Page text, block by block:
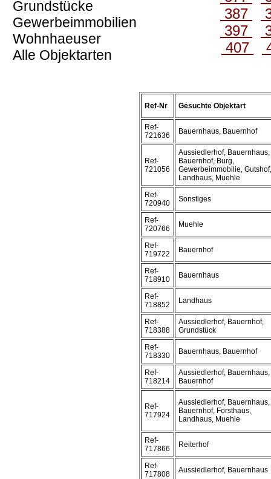
Grundstücke
Gewerbeimmobilien
Wohnhaeuser
Alle Objektarten
387
397
407
Ref-Nr Gesuchte Objektart
Ref-
721636
Bauernhaus, Bauernhof
Ref-
721056
Aussiedlerhof, Bauernhaus,
Bauernhof, Burg,
Gewerbeimmobilie, Gutshof,
Landhaus, Muehle
Ref-
720940
Sonstiges
Ref-
720766
Muehle
Ref-
719722
Bauernhof
Ref-
718910
Bauernhaus
Ref-
718852
Landhaus
Ref-
718388
Aussiedlerhof, Bauernhof,
Grundstück
Ref-
718330
Bauernhaus, Bauernhof
Ref-
718214
Aussiedlerhof, Bauernhaus,
Bauernhof
Ref-
717924
Aussiedlerhof, Bauernhaus,
Bauernhof, Forsthaus,
Landhaus, Muehle
Ref-
717866
Reiterhof
Ref-
717808
Aussiedlerhof, Bauernhaus